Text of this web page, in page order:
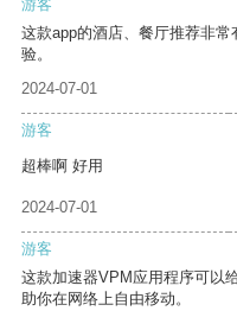
游客
这款app的酒店、餐厅推荐非
验。
2024-07-01
游客
超棒啊 好用
2024-07-01
游客
这款加速器VPM应用程序可以
助你在网络上自由移动。